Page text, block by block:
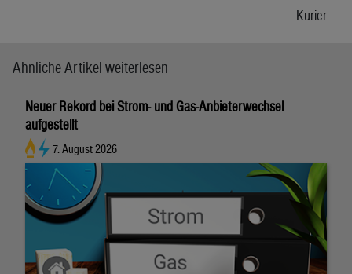
Kurier
Ähnliche Artikel weiterlesen
Neuer Rekord bei Strom- und Gas-Anbieterwechsel
aufgestellt
7. August 2026